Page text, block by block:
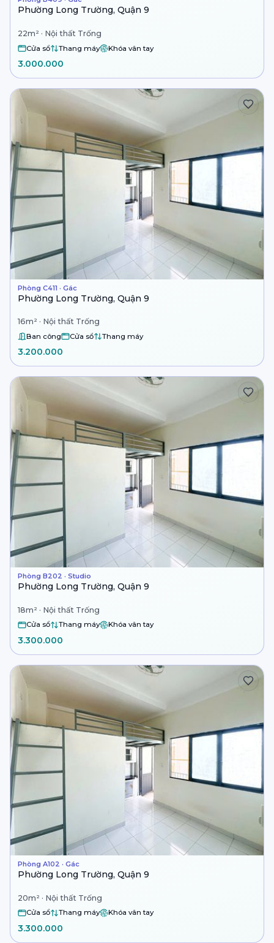
Phường Long Trường, Quận 9
22m² · Nội thất Trống
Cửa sổ Thang máy Khóa vân tay
3.000.000
Phòng C411 · Gác
Phường Long Trường, Quận 9
16m² · Nội thất Trống
Ban công Cửa sổ Thang máy
3.200.000
Phòng B202 · Studio
Phường Long Trường, Quận 9
18m² · Nội thất Trống
Cửa sổ Thang máy Khóa vân tay
3.300.000
Phòng A102 · Gác
Phường Long Trường, Quận 9
20m² · Nội thất Trống
Cửa sổ Thang máy Khóa vân tay
3.300.000